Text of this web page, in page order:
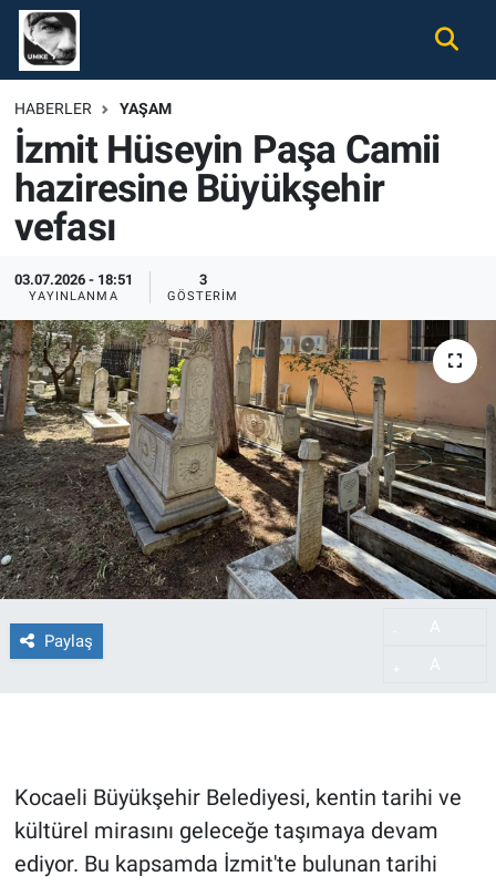
HABERLER YAŞAM
İzmit Hüseyin Paşa Camii
haziresine Büyükşehir
vefası
03.07.2026 - 18:51
YAYINLANMA
3
GÖSTERIM
Paylaş
Kocaeli Büyükşehir Belediyesi, kentin tarihi ve
kültürel mirasını geleceğe taşımaya devam
ediyor. Bu kapsamda İzmit'te bulunan tarihi
Gündem
Ekonomi
Spor
Tüm Haberler
İletişim
Künye
Nöbetçi Eczaneler
Hava Durumu
Namaz Vakitleri
Süper Lig Puan Durumu ve Fikstür
Tüm Manşetler
Son Dakika Haberleri
Haber Arşivi